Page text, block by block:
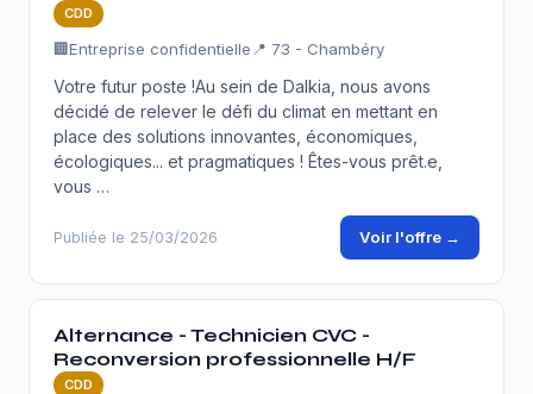
CDD
🏢Entreprise confidentielle 📍 73 - Chambéry
Votre futur poste !Au sein de Dalkia, nous avons
décidé de relever le défi du climat en mettant en
place des solutions innovantes, économiques,
écologiques... et pragmatiques ! Êtes-vous prêt.e,
vous …
Publiée le 25/03/2026 Voir l'offre →
Alternance - Technicien CVC -
Reconversion professionnelle H/F
CDD